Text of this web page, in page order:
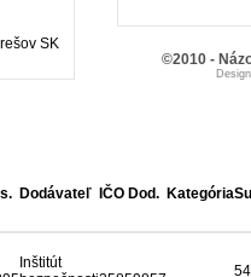
SK
Dodávateľ IČO Dod. Kategória
Inštitút
©2010 -